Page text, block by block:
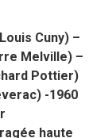
Cuny) –
Melville) –
Pottier)
-1960
haute